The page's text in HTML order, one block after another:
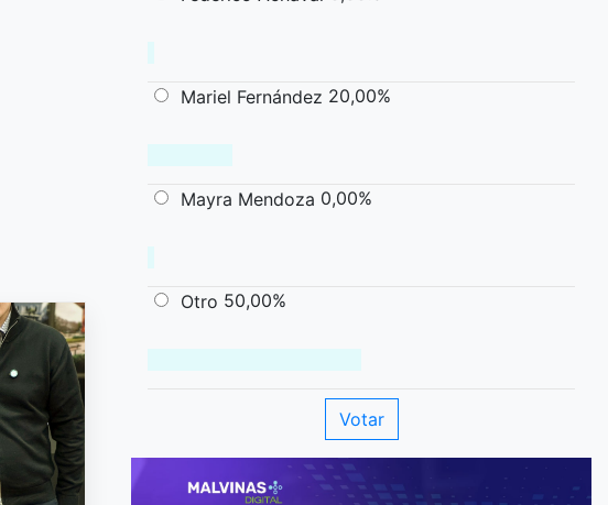
Mariel Fernández 20,00%
Mayra Mendoza 0,00%
Otro 50,00%